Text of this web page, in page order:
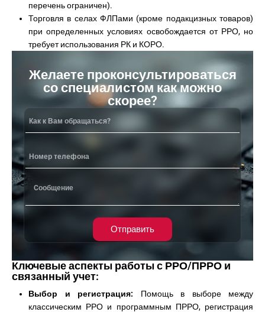
перечень ограничен).
Торговля в селах ФЛПами (кроме подакцизных товаров)
при определенных условиях освобождается от РРО, но
требует использования РК и КОРО.
Желаете проконсультироваться
со специалистом как можно
скорее?
Отправить
Ключевые аспекты работы с РРО/ПРРО и
связанный учет:
Выбор и регистрация: Помощь в выборе между
классическим РРО и программным ПРРО, регистрация